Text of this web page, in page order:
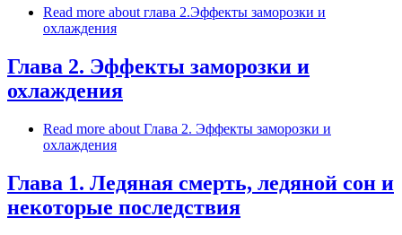
Read more about глава 2.Эффекты заморозки и
охлаждения
Глава 2. Эффекты заморозки и
охлаждения
Read more about Глава 2. Эффекты заморозки и
охлаждения
Глава 1. Ледяная смерть, ледяной сон и
некоторые последствия